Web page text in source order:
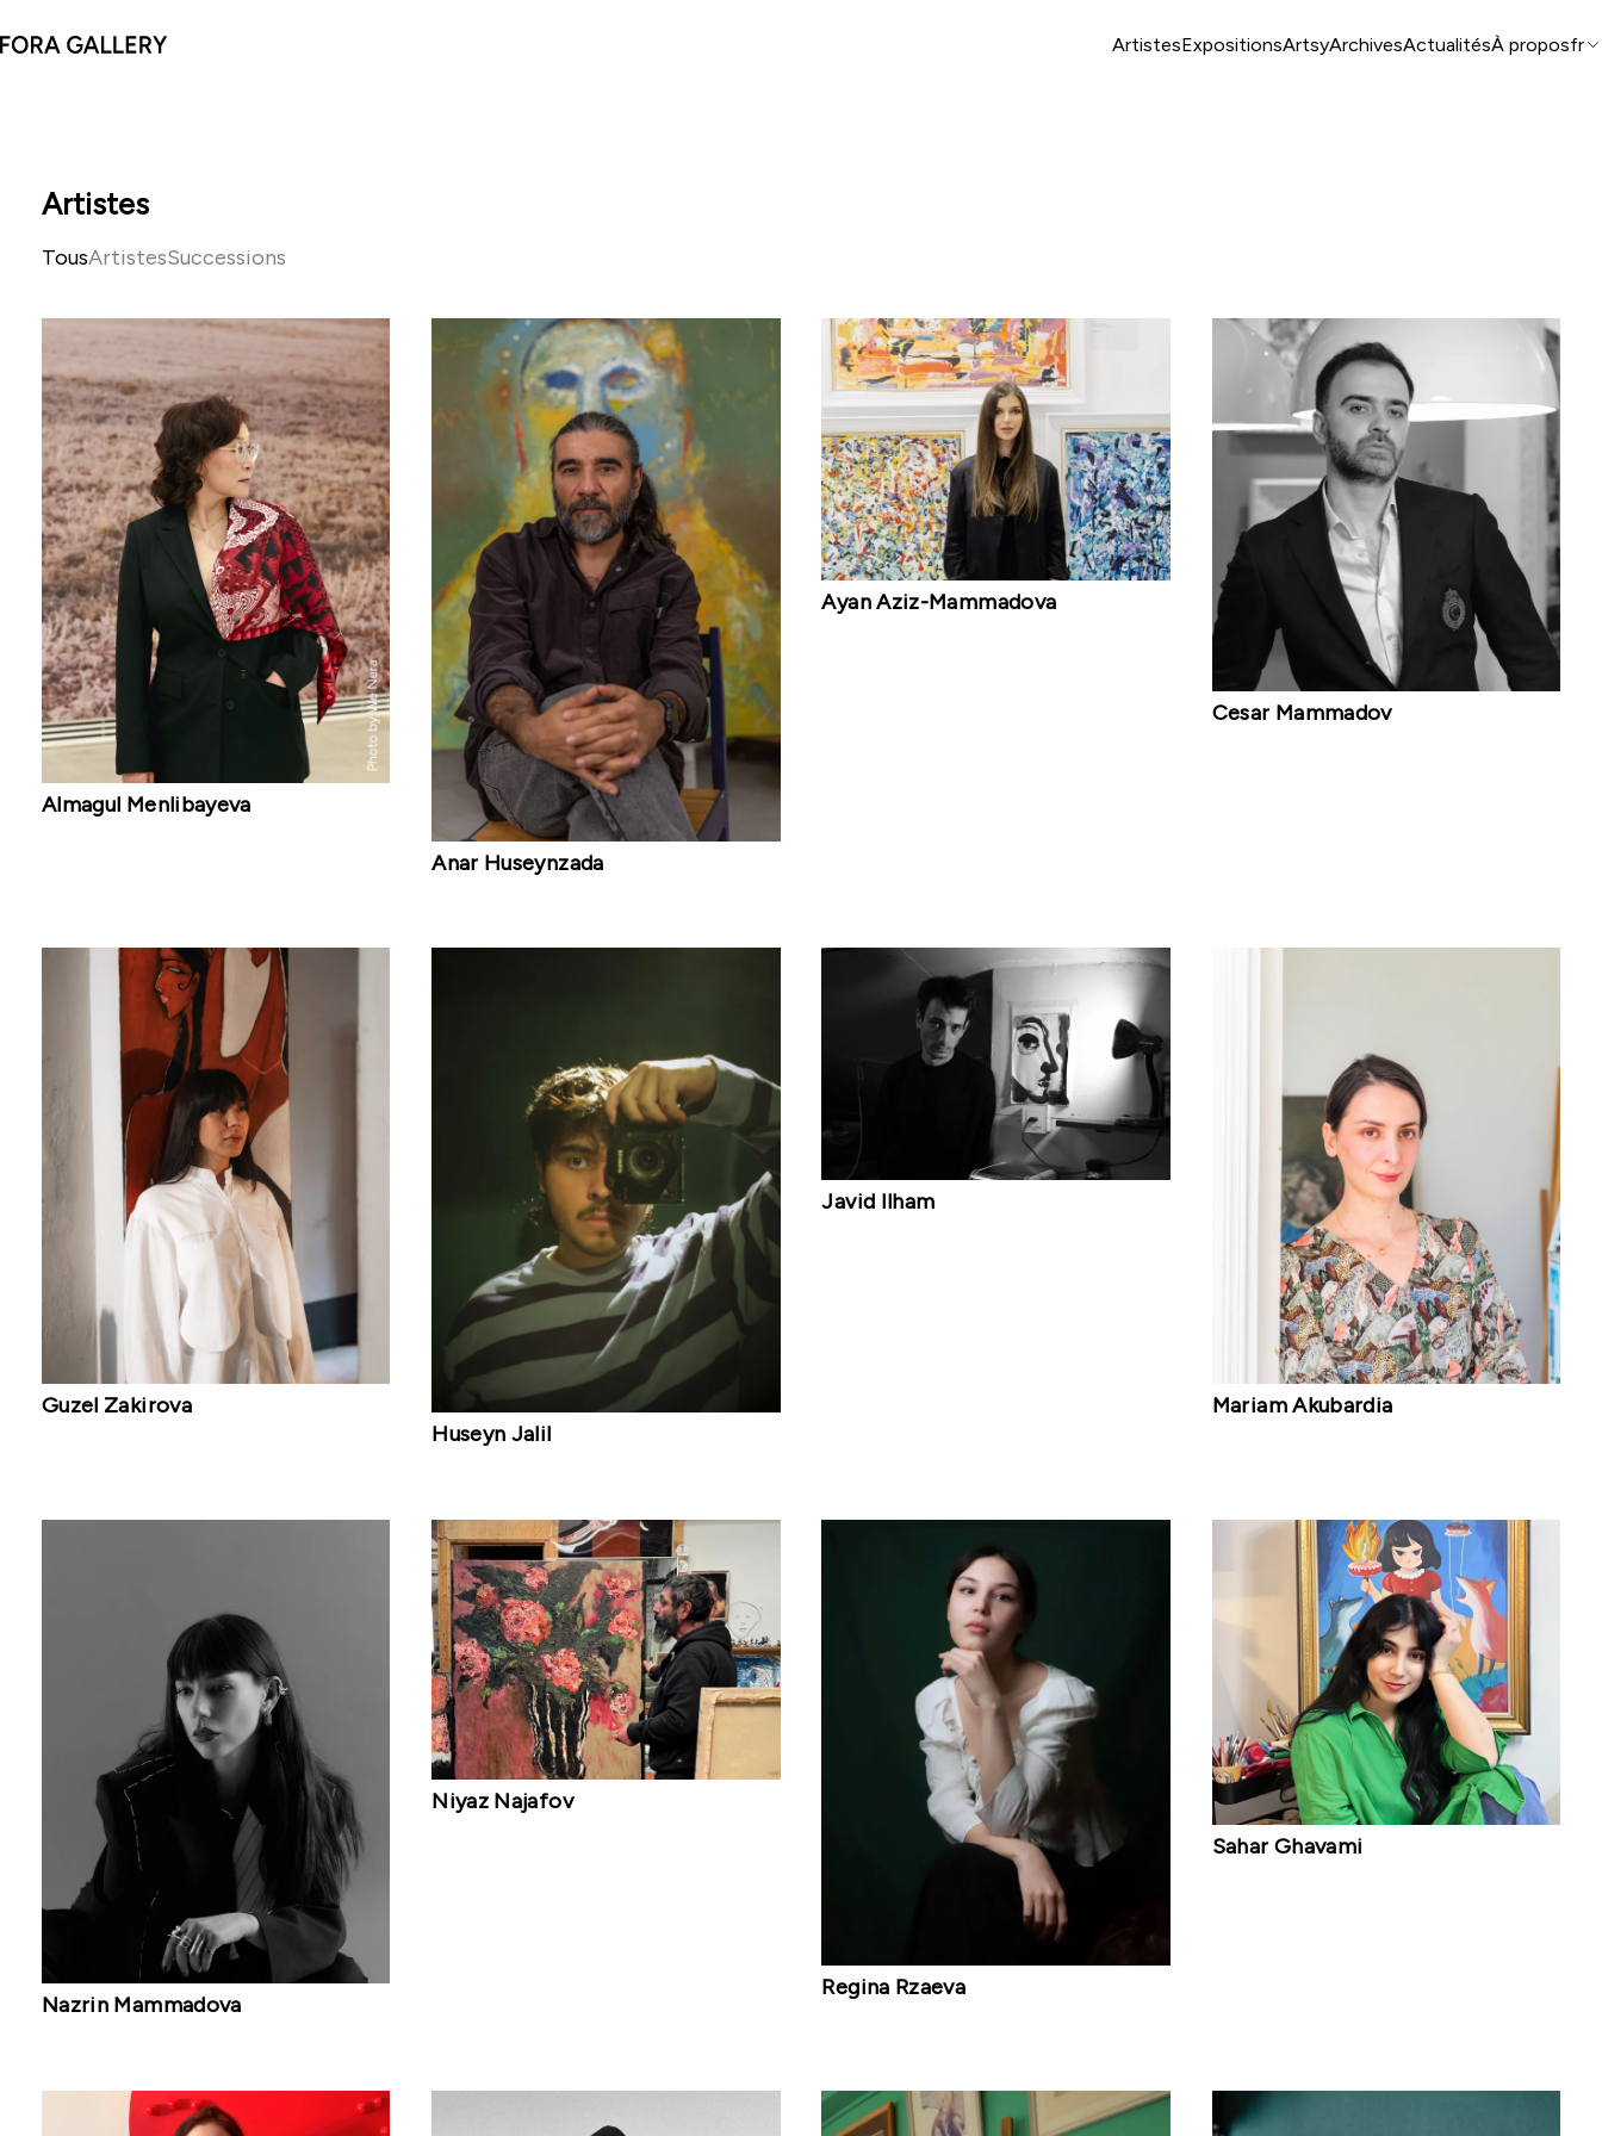
ArtistesExpositionsArtsyArchivesActualitésÀ proposfr
Artistes
TousArtistesSuccessions
Almagul Menlibayeva
Anar Huseynzada
Ayan Aziz-Mammadova
Cesar Mammadov
Guzel Zakirova
Huseyn Jalil
Javid Ilham
Mariam Akubardia
Nazrin Mammadova
Niyaz Najafov
Regina Rzaeva
Sahar Ghavami